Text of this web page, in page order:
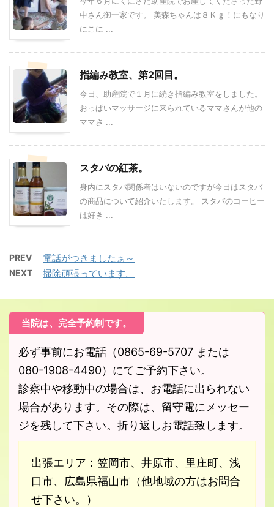
中さん御一家です。 美森ちゃんは８Ｋｇ！にもなり
にこに ...
指編み教室、第2回目。
今日、助産院で１月に続き指編み教室をしました。
おっぱいマッサージに来られているママさんが他の
ママさ ...
スタバの紅茶。
身内にスタバ関係者はいないのですが今日はスタバ
の商品について紹介いたします。 スタバのコーヒー
は好き ...
PREV 電話がつきましたぁ～
NEXT 掃除頑張っています。
当院は、完全予約制です。
必ず事前にお電話（0865-69-5707 または
080-1908-4490）にてご予約下さい。
診察中や移動中の場合は、お電話に出られない
場合があります。その際は、留守電にメッセー
ジを残して下さい。折り返しお電話致します。
出張エリア：笠岡市、井原市、里庄町、浅
口市、広島県福山市（他地域の方はお問合
せ下さい。）